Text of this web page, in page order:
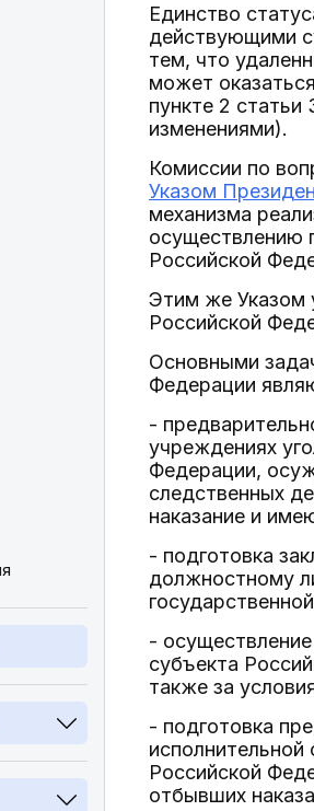
Единство
действующими
тем, что
может
пункте 2
изменениями).
Комиссии по
Указом
механизма
осуществлению
Российской
Этим же Указом
Российской
Основными
Федерации
-
учреждениях
Федерации,
следственных
наказание и
- подготовка
должностному
-
субъекта
также за
- подготовка
Российской
отбывших